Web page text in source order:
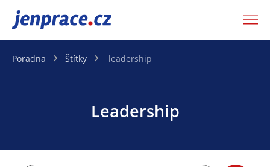
JenPráce.cz
Poradna Štítky leadership
Leadership